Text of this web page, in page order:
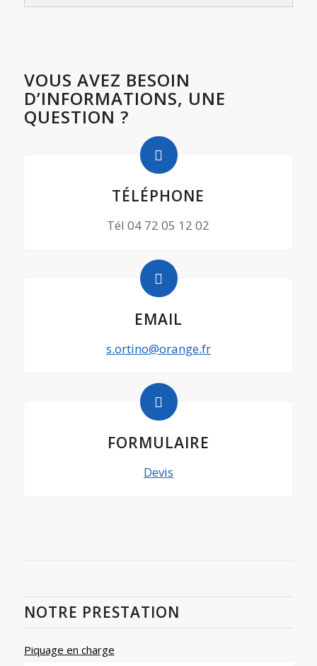
VOUS AVEZ BESOIN
D’INFORMATIONS, UNE
QUESTION ?
TÉLÉPHONE
Tél 04 72 05 12 02
EMAIL
s.ortino@orange.fr
FORMULAIRE
Devis
NOTRE PRESTATION
Piquage en charge